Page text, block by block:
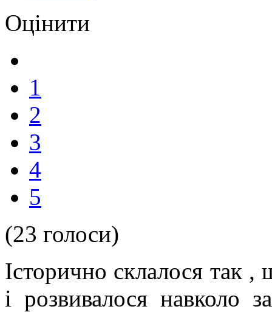
Оцінити
1
2
3
4
5
(23 голоси)
Історично склалося так
і розвивалося навколо